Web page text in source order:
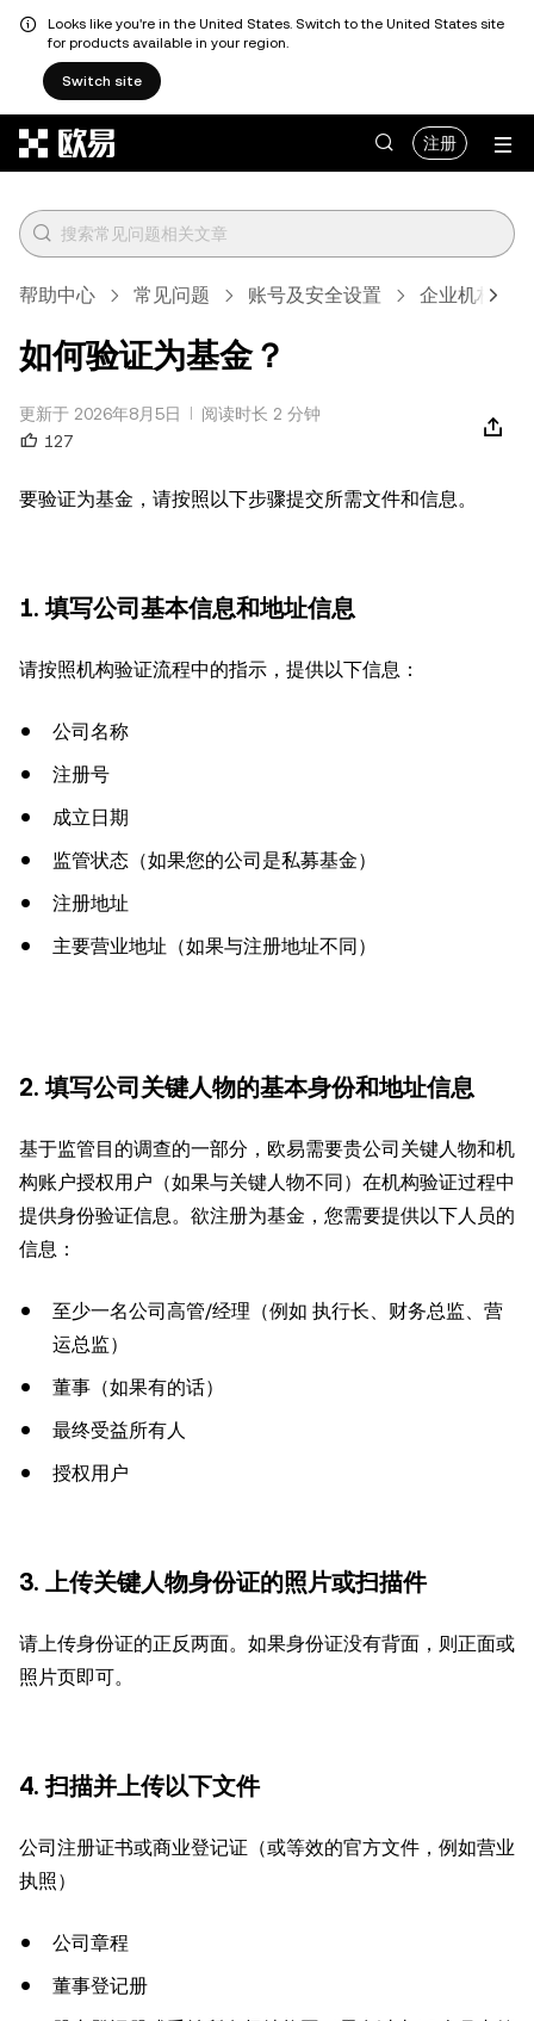
Looks like you're in the United States. Switch to the United States site
for products available in your region.
Switch site
注册
帮助中心 常见问题 账号及安全设置 企业机构认证
如何验证为基金？
更新于 2026年8月5日
阅读时长 2 分钟
127
要验证为基金，请按照以下步骤提交所需文件和信息。
1. 填写公司基本信息和地址信息
请按照机构验证流程中的指示，提供以下信息：
公司名称
注册号
成立日期
监管状态（如果您的公司是私募基金）
注册地址
主要营业地址（如果与注册地址不同）
2. 填写公司关键人物的基本身份和地址信息
基于监管目的调查的一部分，欧易需要贵公司关键人物和机
构账户授权用户（如果与关键人物不同）在机构验证过程中
提供身份验证信息。欲注册为基金，您需要提供以下人员的
信息：
至少一名公司高管/经理（例如 执行长、财务总监、营
运总监）
董事（如果有的话）
最终受益所有人
授权用户
3. 上传关键人物身份证的照片或扫描件
请上传身份证的正反两面。如果身份证没有背面，则正面或
照片页即可。
4. 扫描并上传以下文件
公司注册证书或商业登记证（或等效的官方文件，例如营业
执照）
公司章程
董事登记册